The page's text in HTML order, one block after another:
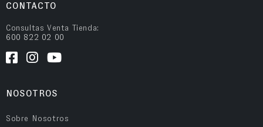
CONTACTO
Consultas Venta Tienda:
600 822 02 00
NOSOTROS
Sobre Nosotros